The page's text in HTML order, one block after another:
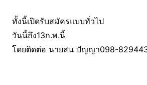
ทั้งนี้เปิดรับสมัครแบบทั่วไป
วันนี้ถึง13ก.พ.นี้
โดยติดต่อ นายสน ปัญญา098-